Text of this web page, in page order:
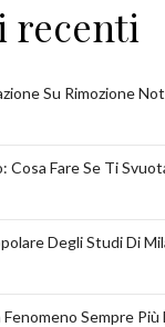
recenti
Su Rimozione
Cosa Fare Se Ti
Degli Studi Di
Sempre Più